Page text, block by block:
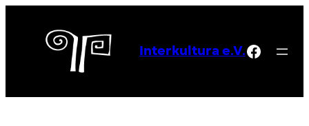
springen
Interkultura e.V.